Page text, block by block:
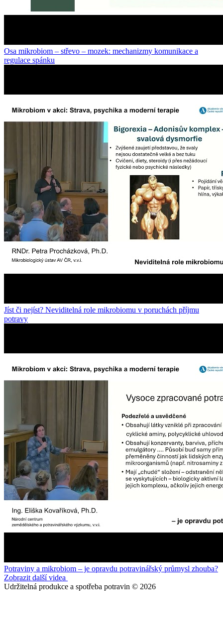
Osa mikrobiom – střevo – mozek: mechanizmy komunikace a
regulace spánku
Jíst či nejíst? Neviditelná role mikrobiomu v poruchách příjmu
potravy
Potraviny a mikrobiom – je opravdu potravinářský průmysl zhouba?
Zobrazit další videa
Udržitelná produkce a spotřeba potravin © 2026